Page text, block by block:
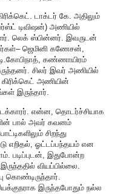
டாக்டர் கே. அதிலும்
டிவிஷன்) அணியில்
லெக் ஸ்பின்னர். இவருடன்
ஜெமினி கணேசன்,
கண்ணாயிரம்
சிலர் இவர் அணியில்
அணியின்
இருந்தார்.
என்ன, தொடர்ச்சியாக
பால் அவர் கவனம்
சிறந்து
எறிதல், ஓட்டப்பந்தயம் என
படிப்புடன், இதுபோன்ற
வியப்பில்லை.
கொண்டிருந்தார்.
இருந்தபோதும் நல்ல